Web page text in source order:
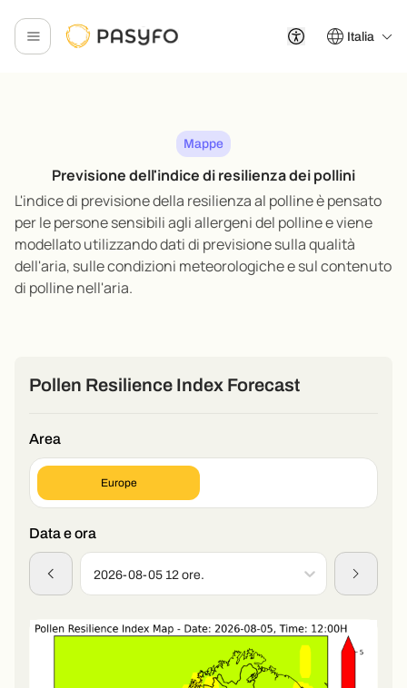
Italia
Mappe
Previsione dell'indice di resilienza dei pollini
L'indice di previsione della resilienza al polline è pensato
per le persone sensibili agli allergeni del polline e viene
modellato utilizzando dati di previsione sulla qualità
dell'aria, sulle condizioni meteorologiche e sul contenuto
di polline nell'aria.
Pollen Resilience Index Forecast
Area
Europe
Data e ora
2026-08-05 12 ore.